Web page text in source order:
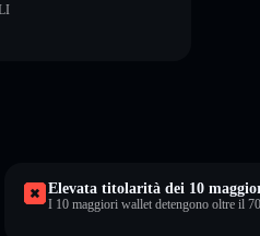
Elevata titolarità dei 10
I 10 maggiori wallet detengono oltre il